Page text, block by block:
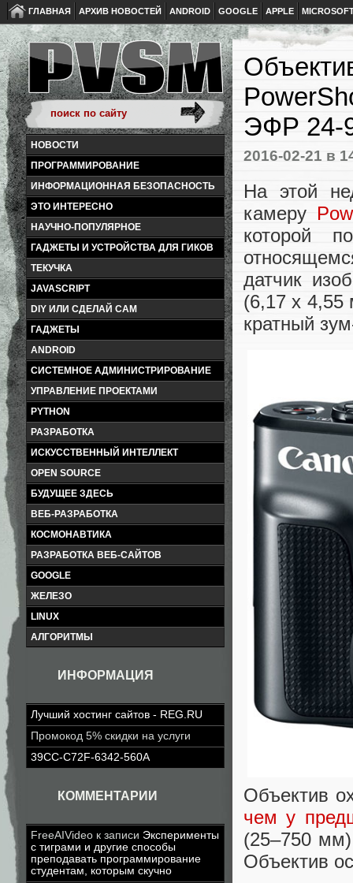
ГЛАВНАЯ АРХИВ НОВОСТЕЙ ANDROID GOOGLE APPLE
НОВОСТИ
ПРОГРАММИРОВАНИЕ
ИНФОРМАЦИОННАЯ БЕЗОПАСНОСТЬ
ЭТО ИНТЕРЕСНО
НАУЧНО-ПОПУЛЯРНОЕ
ГАДЖЕТЫ И УСТРОЙСТВА ДЛЯ ГИКОВ
ТЕКУЧКА
JAVASCRIPT
DIY ИЛИ СДЕЛАЙ САМ
ГАДЖЕТЫ
ANDROID
СИСТЕМНОЕ АДМИНИСТРИРОВАНИЕ
УПРАВЛЕНИЕ ПРОЕКТАМИ
PYTHON
РАЗРАБОТКА
ИСКУССТВЕННЫЙ ИНТЕЛЛЕКТ
OPEN SOURCE
БУДУЩЕЕ ЗДЕСЬ
ВЕБ-РАЗРАБОТКА
КОСМОНАВТИКА
РАЗРАБОТКА ВЕБ-САЙТОВ
GOOGLE
ЖЕЛЕЗО
LINUX
АЛГОРИТМЫ
ИНФОРМАЦИЯ
Лучший хостинг сайтов - REG.RU
Промокод 5% скидки на услуги
39CC-C72F-6342-560A
КОММЕНТАРИИ
FreeAIVideo к записи Эксперименты
с тиграми и другие способы
преподавать программирование
студентам, которым скучно
ЭФР 24-
2016-02-21 в
На этой
камеру
которой
датчик
(6,17 x 4,55
кратный
Объектив
чем у
(25–750
Объектив